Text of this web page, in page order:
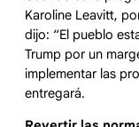
Karoline Leavitt,
dijo: “El pueblo
Trump por un
implementar las
entregará.